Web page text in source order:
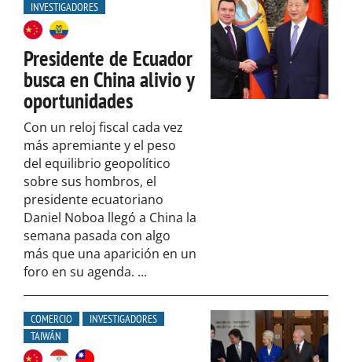
INVESTIGADORES
Presidente de Ecuador
busca en China alivio y
oportunidades
Con un reloj fiscal cada vez
más apremiante y el peso
del equilibrio geopolítico
sobre sus hombros, el
presidente ecuatoriano
Daniel Noboa llegó a China la
semana pasada con algo
más que una aparición en un
foro en su agenda. ...
COMERCIO
INVESTIGADORES
TAIWÁN